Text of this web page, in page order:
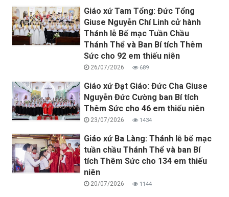
Giáo xứ Tam Tổng: Đức Tổng
Giuse Nguyễn Chí Linh cử hành
Thánh lễ Bế mạc Tuần Chầu
Thánh Thể và Ban Bí tích Thêm
Sức cho 92 em thiếu niên
26/07/2026 689
Giáo xứ Đạt Giáo: Đức Cha Giuse
Nguyễn Đức Cường ban Bí tích
Thêm Sức cho 46 em thiếu niên
23/07/2026 1434
Giáo xứ Ba Làng: Thánh lễ bế mạc
tuần chầu Thánh Thể và ban Bí
tích Thêm Sức cho 134 em thiếu
niên
20/07/2026 1144